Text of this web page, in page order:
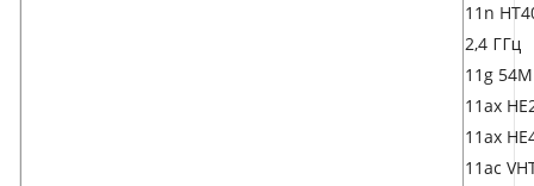
11n
2,4 ГГц
11g
11ax
11ax
11ac